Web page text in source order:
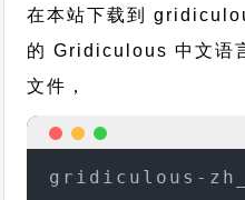
在本站下载到
的 Gridiculous 中文语
文件，
gridiculous-